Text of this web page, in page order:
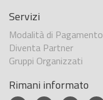
Servizi
Modalità di Pagamento
Diventa Partner
Gruppi Organizzati
Rimani informato